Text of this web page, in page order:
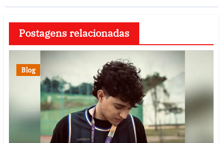
Postagens relacionadas
Blog